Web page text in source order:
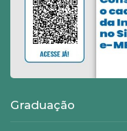
Graduação